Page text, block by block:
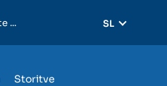
SL
Storitve